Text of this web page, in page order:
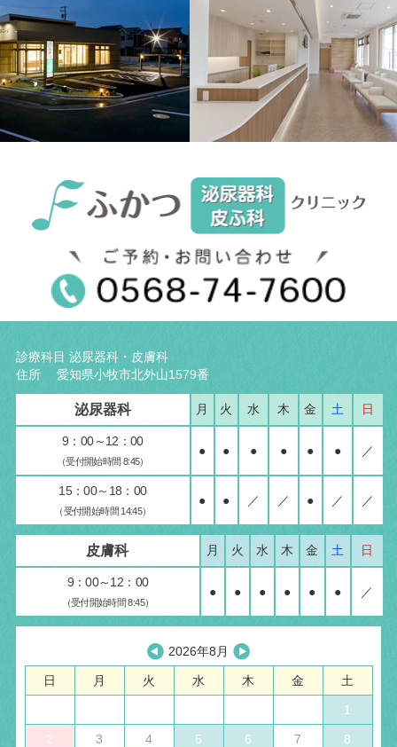
診療科目 泌尿器科・皮膚科
住所 愛知県小牧市北外山1579番
泌尿器科 月 火 水 木 金 土 日
9：00～12：00
（受付開始時間 8:45）
● ● ● ● ● ● ／
15：00～18：00
（受付開始時間 14:45）
● ● ／ ／ ● ／ ／
皮膚科 月 火 水 木 金 土 日
9：00～12：00
（受付開始時間 8:45）
● ● ● ● ● ● ／
2026年8月
日 月 火 水 木 金 土
1
2 3 4 5 6 7 8